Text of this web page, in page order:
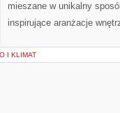
mieszane w unikalny
inspirujące aranżacje
I KLIMAT